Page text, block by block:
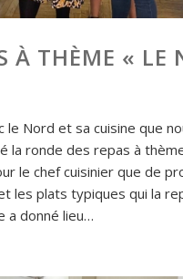
À THÈME « LE
le Nord et sa cuisine que
la ronde des repas à
le chef cuisinier que de
les plats typiques qui la
a donné lieu…